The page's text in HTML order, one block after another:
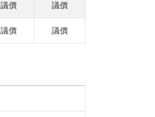
議價 議價
議價 議價